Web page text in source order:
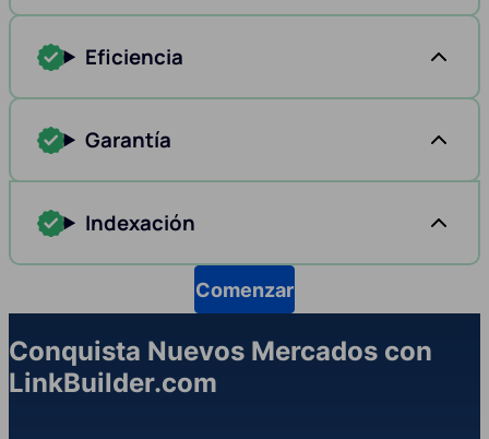
Eficiencia
Garantía
Indexación
Comenzar
Conquista Nuevos Mercados con
LinkBuilder.com